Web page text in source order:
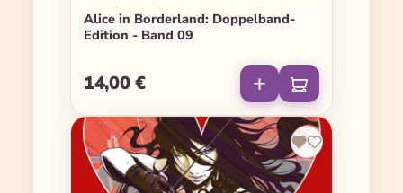
Alice in Borderland: Doppelband-
Edition - Band 09
Regulärer Preis:
14,00 €